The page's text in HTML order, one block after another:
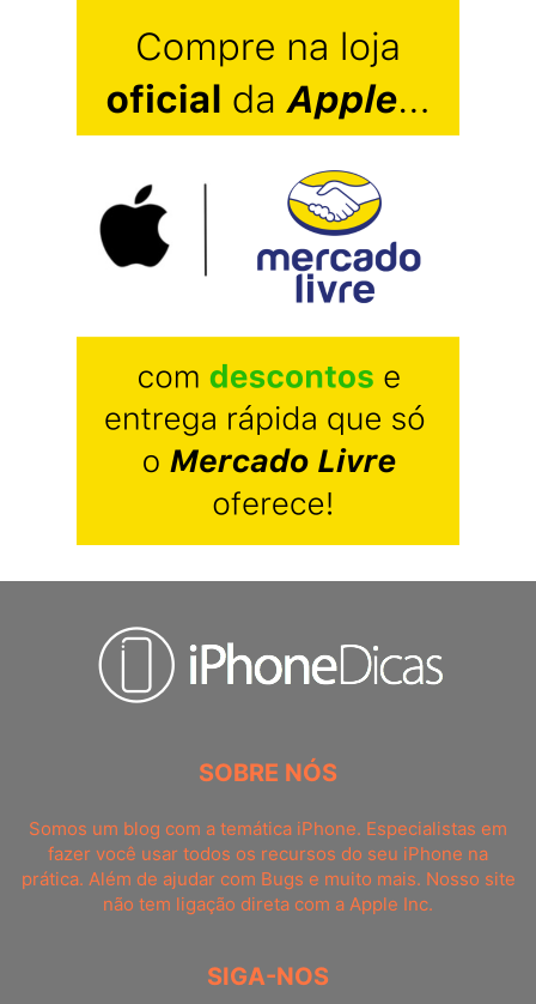
SOBRE NÓS
Somos um blog com a temática iPhone. Especialistas em
fazer você usar todos os recursos do seu iPhone na
prática. Além de ajudar com Bugs e muito mais. Nosso site
não tem ligação direta com a Apple Inc.
SIGA-NOS